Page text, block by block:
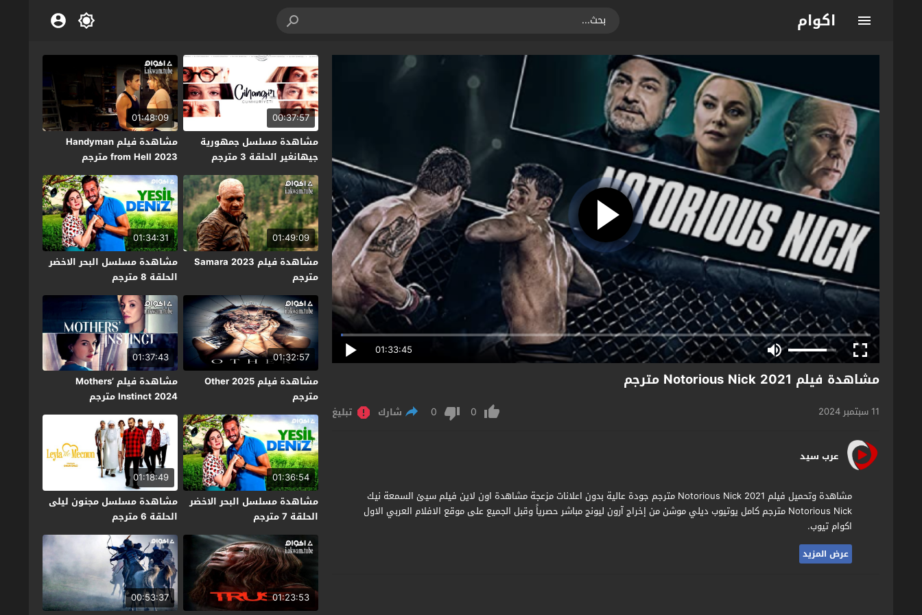
اكوام
01:33:45
مشاهدة فيلم Notorious Nick 2021 مترجم
11 سبتمبر 2024 0
0 شارك تبليغ
عرب سيد
مشاهدة وتحميل فيلم Notorious Nick 2021 مترجم جودة عالية بدون اعلانات مزعجة مشاهدة اون لاين فيلم سيئ السمعة نيك
Notorious Nick مترجم كامل يوتيوب ديلي موشن من إخراج آرون ليونج مباشر حصرياً وقبل الجميع على موقع الافلام العربي الاول
اكوام تيوب.
عرض المزيد
00:37:57
مشاهدة مسلسل جمهورية
جيهانغير الحلقة 3 مترجم
01:48:09
مشاهدة فيلم Handyman
from Hell 2023 مترجم
01:49:09
مشاهدة فيلم Samara 2023
مترجم
01:34:31
مشاهدة مسلسل البحر الاخضر
الحلقة 8 مترجم
01:32:57
مشاهدة فيلم Other 2025
مترجم
01:37:43
مشاهدة فيلم Mothers’
Instinct 2024 مترجم
01:36:54
مشاهدة مسلسل البحر الاخضر
الحلقة 7 مترجم
01:18:49
مشاهدة مسلسل مجنون ليلى
الحلقة 6 مترجم
01:23:53
00:53:37